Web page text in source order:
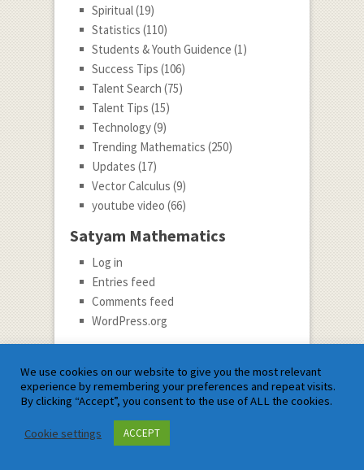
Spiritual(19)
Statistics (110)
Students & Youth Guidence (1)
Success Tips (106)
Talent Search (75)
Talent Tips (15)
Technology(9)
Trending Mathematics (250)
Updates (17)
Vector Calculus (9)
youtube video (66)
Satyam Mathematics
Log in
Entries feed
Comments feed
WordPress.org
Guest Post Invitation
We use cookies on our website to give you the most relevant
experience by remembering your preferences and repeat visits.
By clicking “Accept”, you consent to the use of ALL the cookies.
Cookie settings ACCEPT